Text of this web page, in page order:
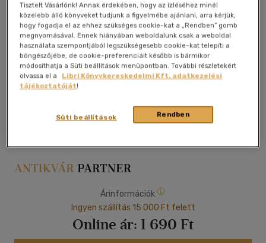
Árinformációk
Ingyen szállítás 15 000 Ft felett
Online ár: 1 690 Ft
Tisztelt Vásárlónk! Annak érdekében, hogy az ízléséhez minél
közelebb álló könyveket tudjunk a figyelmébe ajánlani, arra kérjük,
hogy fogadja el az ehhez szükséges cookie-kat a „Rendben” gomb
megnyomásával. Ennek hiányában weboldalunk csak a weboldal
használata szempontjából legszükségesebb cookie-kat telepíti a
böngészőjébe, de cookie-preferenciáit később is bármikor
módosíthatja a Süti beállítások menüpontban. További részletekért
olvassa el a
Libri Könyvkereskedelmi Kft. adatkezelési
tájékoztatóját!
Rendben
Süti beállítások